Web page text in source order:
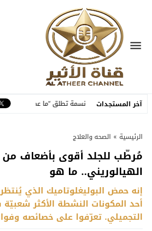
آخر المستجداتنسمة تطلق “ما عم بنساك”.. أغنية
الرئيسية » الصحه والعلاج
مُرطّب للجلد أقوى بأضعاف
الهيالوريني.. ما هو
إنه حمض البوليغلوتاميك الذي
أحد المكونات النشطة الأكثر
التجميلي. تعرّفوا على خصائصه